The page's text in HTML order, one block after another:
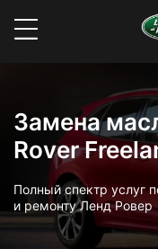
Замена
Rover
Полный спектр услуг
и ремонту Ленд Ровер